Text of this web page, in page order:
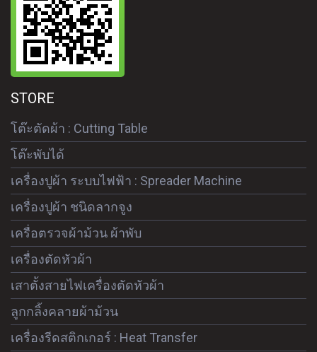
STORE
โต๊ะตัดผ้า : Cutting Table
โต๊ะพับได้
เครื่องปูผ้า ระบบไฟฟ้า : Spreader Machine
เครื่องปูผ้า ชนิดลากจูง
เครื่อตรวจผ้าม้วน ผ้าพับ
เครื่องตัดหัวผ้า
เสาตั้งสายไฟเครื่องตัดหัวผ้า
ลูกกลิ้งคลายผ้าม้วน
เครื่องรีดสติกเกอร์ : Heat Transfer